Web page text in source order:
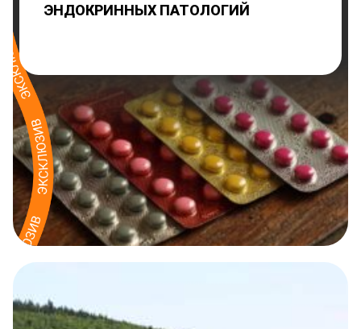
ЭНДОКРИННЫХ ПАТОЛОГИЙ